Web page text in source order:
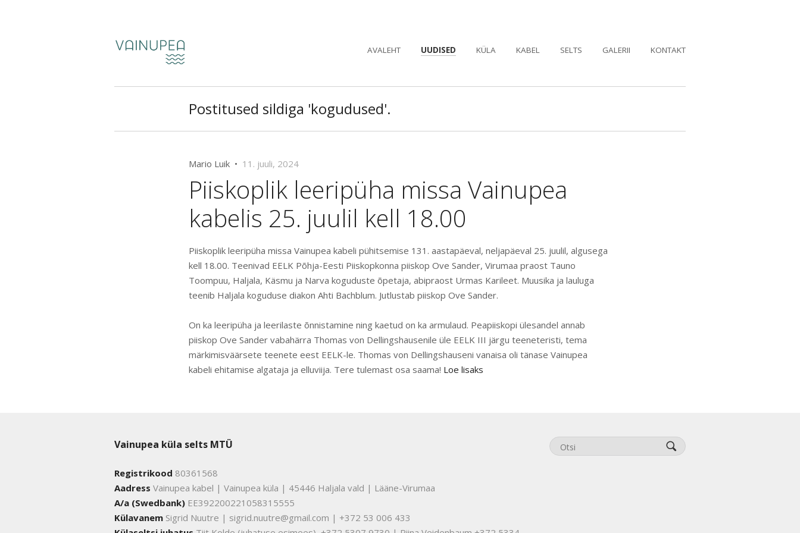
AVALEHT UUDISED KÜLA KABEL SELTS GALERII KONTAKT
Postitused sildiga 'kogudused'.
Mario Luik • 11. juuli, 2024
Piiskoplik leeripüha missa Vainupea
kabelis 25. juulil kell 18.00
Piiskoplik leeripüha missa Vainupea kabeli pühitsemise 131. aastapäeval, neljapäeval 25. juulil, algusega
kell 18.00. Teenivad EELK Põhja-Eesti Piiskopkonna piiskop Ove Sander, Virumaa praost Tauno
Toompuu, Haljala, Käsmu ja Narva koguduste õpetaja, abipraost Urmas Karileet. Muusika ja lauluga
teenib Haljala koguduse diakon Ahti Bachblum. Jutlustab piiskop Ove Sander.
On ka leeripüha ja leerilaste õnnistamine ning kaetud on ka armulaud. Peapiiskopi ülesandel annab
piiskop Ove Sander vabahärra Thomas von Dellingshausenile üle EELK III järgu teeneteristi, tema
märkimisväärsete teenete eest EELK-le. Thomas von Dellingshauseni vanaisa oli tänase Vainupea
kabeli ehitamise algataja ja elluviija. Tere tulemast osa saama! Loe lisaks
Vainupea küla selts MTÜ
Registrikood 80361568
Aadress Vainupea kabel | Vainupea küla | 45446 Haljala vald | Lääne-Virumaa
A/a (Swedbank) EE392200221058315555
Külavanem Sigrid Nuutre | sigrid.nuutre@gmail.com | +372 53 006 433